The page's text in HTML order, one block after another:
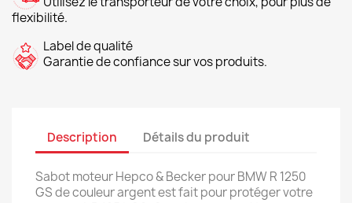
flexibilité.
Label de qualité
Garantie de confiance sur vos produits.
Description Détails du produit
Sabot moteur Hepco & Becker pour BMW R 1250
GS de couleur argent est fait pour protéger votre